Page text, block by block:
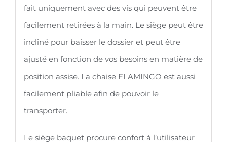
fait uniquement avec des vis qui peuvent être
facilement retirées à la main. Le siège peut être
incliné pour baisser le dossier et peut être
ajusté en fonction de vos besoins en matière de
position assise. La chaise FLAMINGO est aussi
facilement pliable afin de pouvoir le
transporter.
Le siège baquet procure confort à l’utilisateur